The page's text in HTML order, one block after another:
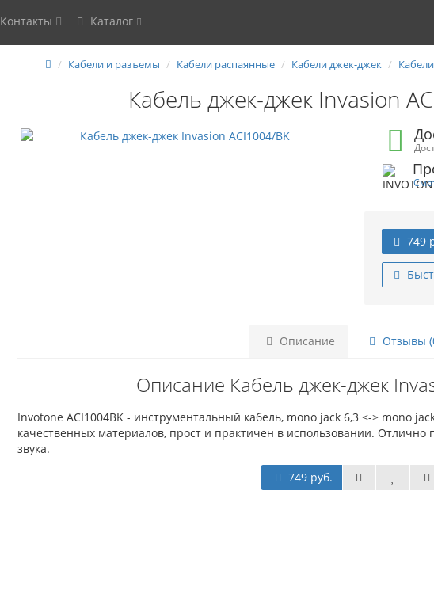
Контакты Каталог
Кабели и разъемы Кабели распаянные Кабели джек-джек
Кабель джек-джек Invasion
749
Описание Отзывы
Описание Кабель джек-джек
Invotone ACI1004BK - инструментальный кабель, mono jack 6,3 <-> mono
качественных материалов, прост и практичен в использовании. Отлично
звука.
749 руб.